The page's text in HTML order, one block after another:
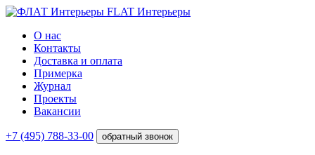
FLAT Интерьеры
О нас
Контакты
Доставка и оплата
Примерка
Журнал
Проекты
Вакансии
+7 (495) 788-33-00 обратный звонок